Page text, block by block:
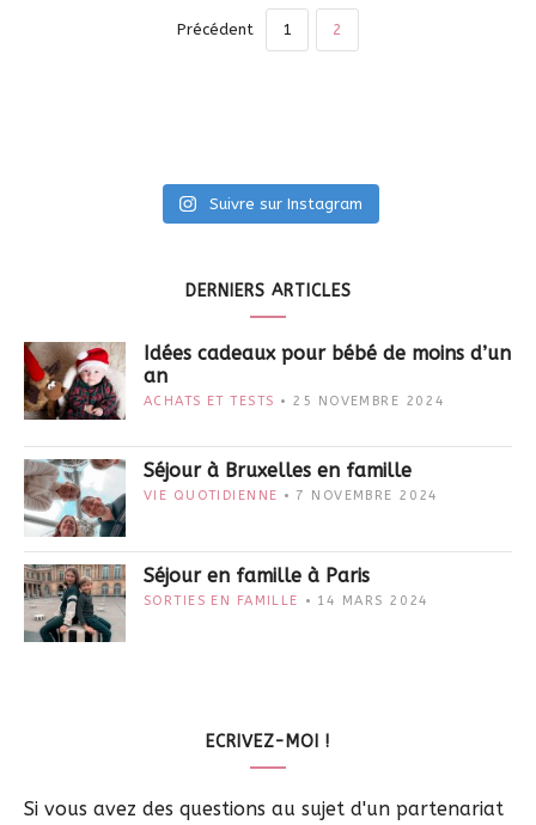
Précédent 1 2
Suivre sur Instagram
DERNIERS ARTICLES
Idées cadeaux pour bébé de moins d’un
an
ACHATS ET TESTS 25 NOVEMBRE 2024
Séjour à Bruxelles en famille
VIE QUOTIDIENNE 7 NOVEMBRE 2024
Séjour en famille à Paris
SORTIES EN FAMILLE 14 MARS 2024
ECRIVEZ-MOI !
Si vous avez des questions au sujet d'un partenariat